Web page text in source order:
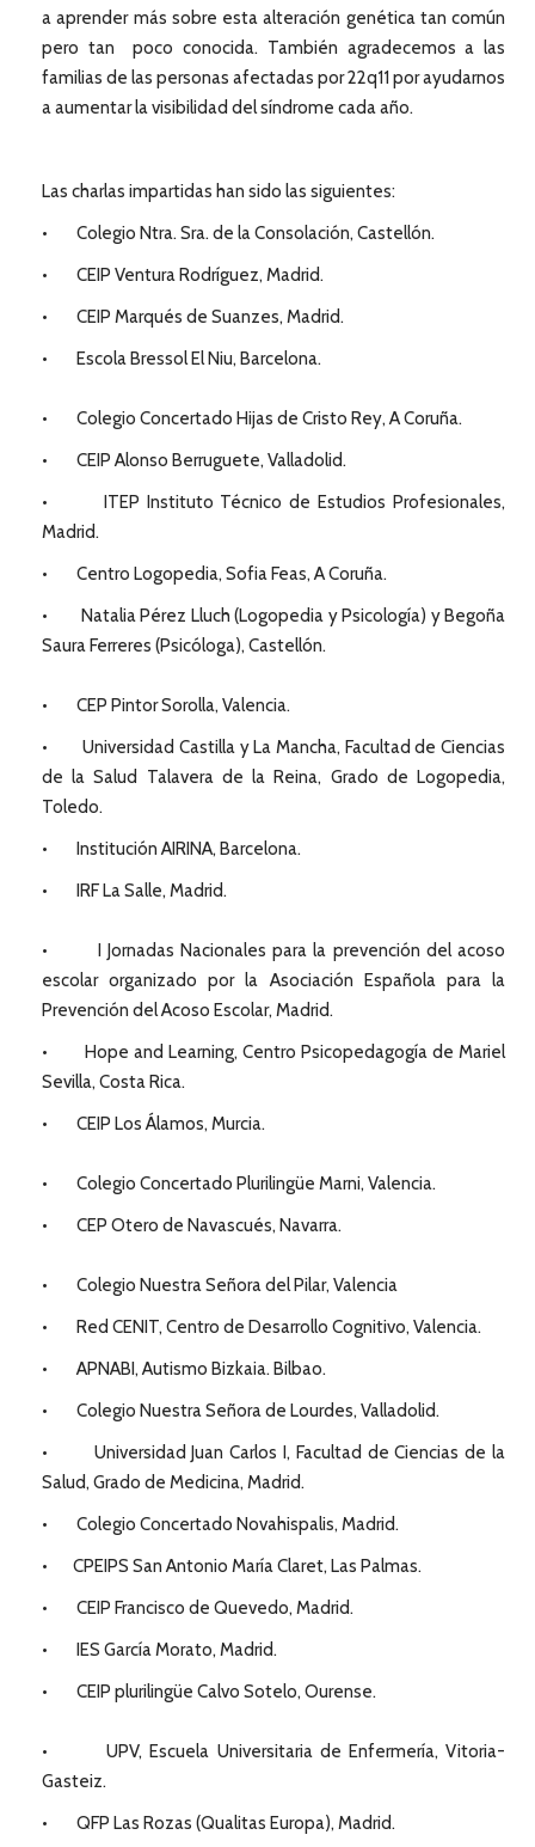
a aprender más sobre esta alteración genética tan común
pero tan poco conocida. También agradecemos a las
familias de las personas afectadas por 22q11 por ayudarnos
a aumentar la visibilidad del síndrome cada año.
Las charlas impartidas han sido las siguientes:
• Colegio Ntra. Sra. de la Consolación, Castellón.
• CEIP Ventura Rodríguez, Madrid.
• CEIP Marqués de Suanzes, Madrid.
• Escola Bressol El Niu, Barcelona.
• Colegio Concertado Hijas de Cristo Rey, A Coruña.
• CEIP Alonso Berruguete, Valladolid.
• ITEP Instituto Técnico de Estudios Profesionales,
Madrid.
• Centro Logopedia, Sofia Feas, A Coruña.
• Natalia Pérez Lluch (Logopedia y Psicología) y Begoña
Saura Ferreres (Psicóloga), Castellón.
• CEP Pintor Sorolla, Valencia.
• Universidad Castilla y La Mancha, Facultad de Ciencias
de la Salud Talavera de la Reina, Grado de Logopedia,
Toledo.
• Institución AIRINA, Barcelona.
• IRF La Salle, Madrid.
• I Jornadas Nacionales para la prevención del acoso
escolar organizado por la Asociación Española para la
Prevención del Acoso Escolar, Madrid.
• Hope and Learning, Centro Psicopedagogía de Mariel
Sevilla, Costa Rica.
• CEIP Los Álamos, Murcia.
• Colegio Concertado Plurilingüe Marni, Valencia.
• CEP Otero de Navascués, Navarra.
• Colegio Nuestra Señora del Pilar, Valencia
• Red CENIT, Centro de Desarrollo Cognitivo, Valencia.
• APNABI, Autismo Bizkaia. Bilbao.
• Colegio Nuestra Señora de Lourdes, Valladolid.
• Universidad Juan Carlos I, Facultad de Ciencias de la
Salud, Grado de Medicina, Madrid.
• Colegio Concertado Novahispalis, Madrid.
• CPEIPS San Antonio María Claret, Las Palmas.
• CEIP Francisco de Quevedo, Madrid.
• IES García Morato, Madrid.
• CEIP plurilingüe Calvo Sotelo, Ourense.
• UPV, Escuela Universitaria de Enfermería, Vitoria-
Gasteiz.
• QFP Las Rozas (Qualitas Europa), Madrid.